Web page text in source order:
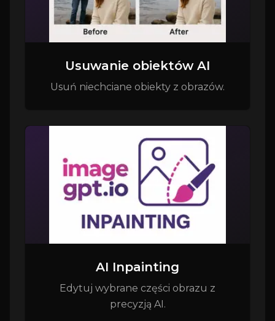
Usuwanie obiektów AI
Usuń niechciane obiekty z obrazów.
AI Inpainting
Edytuj wybrane części obrazu z
precyzją AI.